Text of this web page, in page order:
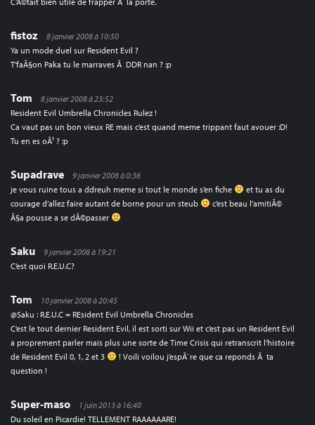
fistoz
8 janvier 2008 à 10:50
Ya un mode duel sur Resident Evil ?
T’faÃ§on Paka tu le marraves Ã DDR nan ? :p
Tom
8 janvier 2008 à 23:52
Resident Evil Umbrella Chronicles Rulez !
Ca vaut pas un bon vieux RE mais c’est quand meme trippant faut avouer :D!
Tu en es oÃ¹ ? :p
Supadrave
9 janvier 2008 à 0:36
je vous ruine tous a ddreuh meme si tout le monde s’en fiche
et tu as du
courage d’allez faire autant de borne pour un steub
c’est beau l’amitiÃ©
Ã§a pousse a se dÃ©passer
Saku
9 janvier 2008 à 19:21
C’est quoi R.E.U.C?
Tom
10 janvier 2008 à 20:45
@Saku : R.E.U.C = REsident Evil Umbrella Chronicles
C’est le tout dernier Resident Evil, il est sorti sur Wii et c’est pas un Resident Evil
a proprement parler mais plus une sorte de Time Crisis qui retranscrit l’histoire
de Resident Evil 0, 1, 2 et 3
! Voili voilou j’espÃ¨re que ca reponds Ã ta
question !
Super-maso
1 juin 2013 à 16:40
Du soleil en Picardie! TELLEMENT RAAAAAARE!